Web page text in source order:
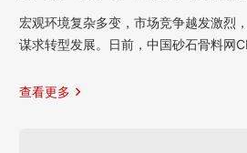
宏观环境复杂多变，市场竞争越发激烈
谋求转型发展。日前，中国砂石骨料网
查看更多